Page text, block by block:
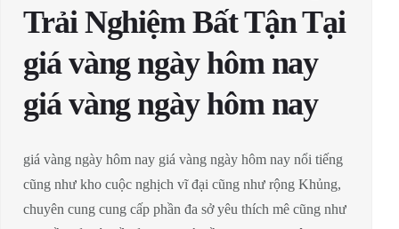
Trải Nghiệm Bất Tận Tại
giá vàng ngày hôm nay
giá vàng ngày hôm nay
giá vàng ngày hôm nay giá vàng ngày hôm nay nổi tiếng
cũng như kho cuộc nghịch vĩ đại cũng như rộng Khủng,
chuyên cung cung cấp phần đa sở yêu thích mê cũng như